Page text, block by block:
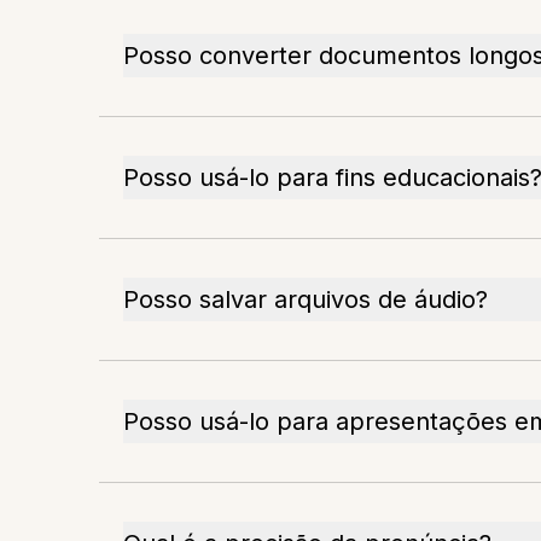
Posso converter documentos
Posso usá-lo para fins educacionais?
Posso salvar arquivos de áudio?
Posso usá-lo para apresentações